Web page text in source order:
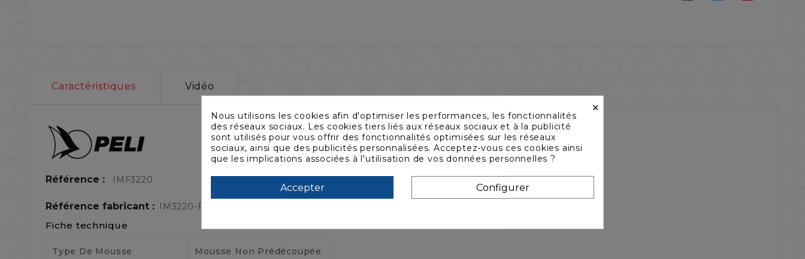
Caractéristiques Vidéo
Référence : IMF3220
Référence fabricant : IM3220-FOAM
Fiche technique
Type De Mousse Mousse Non Prédécoupée
×
Nous utilisons les cookies afin d'optimiser les performances, les fonctionnalités
des réseaux sociaux. Les cookies tiers liés aux réseaux sociaux et à la publicité
sont utilisés pour vous offrir des fonctionnalités optimisées sur les réseaux
sociaux, ainsi que des publicités personnalisées. Acceptez-vous ces cookies ainsi
que les implications associées à l'utilisation de vos données personnelles ?
Accepter Configurer